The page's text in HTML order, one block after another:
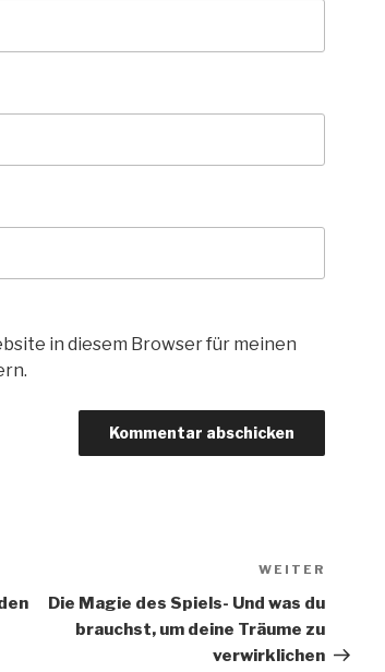
in diesem Browser für meinen
Beitrag
WEITER
Die Magie des Spiels- Und was du
brauchst, um deine Träume zu
verwirklichen